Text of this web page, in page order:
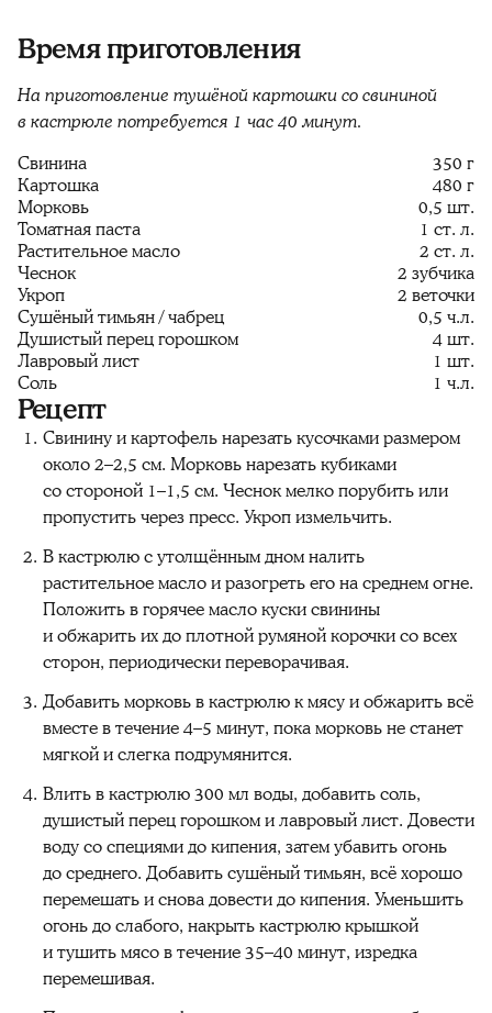
Время приготовления
На приготовление тушёной картошки со свининой
в кастрюле потребуется 1 час 40 минут.
Свинина
350 г
Картошка
480 г
Морковь
0,5 шт.
Томатная паста
1 ст. л.
Растительное масло
2 ст. л.
Чеснок
2 зубчика
Укроп
2 веточки
Сушёный тимьян / чабрец
0,5 ч.л.
Душистый перец горошком
4 шт.
Лавровый лист
1 шт.
Соль
1 ч.л.
Рецепт
Свинину и картофель нарезать кусочками размером
около 2–2,5 см. Морковь нарезать кубиками
со стороной 1–1,5 см. Чеснок мелко порубить или
пропустить через пресс. Укроп измельчить.
В кастрюлю с утолщённым дном налить
растительное масло и разогреть его на среднем огне.
Положить в горячее масло куски свинины
и обжарить их до плотной румяной корочки со всех
сторон, периодически переворачивая.
Добавить морковь в кастрюлю к мясу и обжарить всё
вместе в течение 4–5 минут, пока морковь не станет
мягкой и слегка подрумянится.
Влить в кастрюлю 300 мл воды, добавить соль,
душистый перец горошком и лавровый лист. Довести
воду со специями до кипения, затем убавить огонь
до среднего. Добавить сушёный тимьян, всё хорошо
перемешать и снова довести до кипения. Уменьшить
огонь до слабого, накрыть кастрюлю крышкой
и тушить мясо в течение 35–40 минут, изредка
перемешивая.